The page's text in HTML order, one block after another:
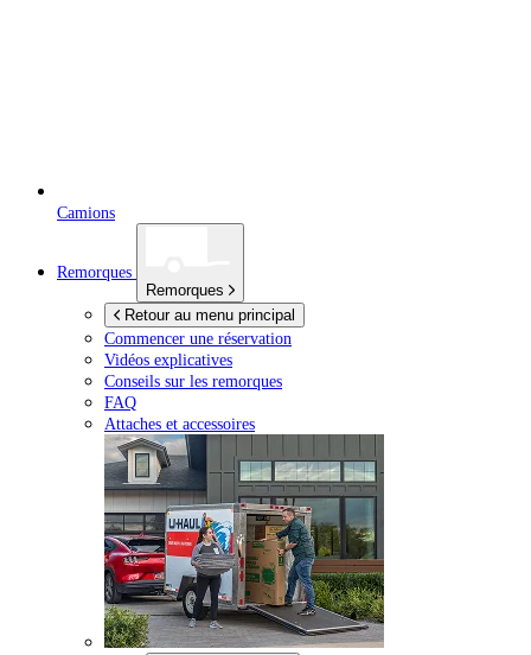
Camions
Remorques
Remorques
Retour au menu principal
Commencer une réservation
Vidéos explicatives
Conseils sur les remorques
FAQ
Attaches et accessoires